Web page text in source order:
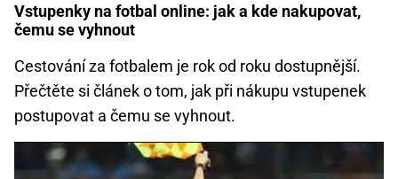
Vstupenky na fotbal online: jak a kde nakupovat,
čemu se vyhnout
Cestování za fotbalem je rok od roku dostupnější.
Přečtěte si článek o tom, jak při nákupu vstupenek
postupovat a čemu se vyhnout.